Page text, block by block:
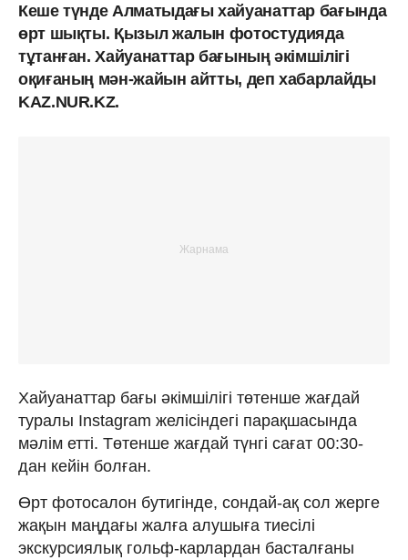
Кеше түнде Алматыдағы хайуанаттар бағында
өрт шықты. Қызыл жалын фотостудияда
тұтанған. Хайуанаттар бағының әкімшілігі
оқиғаның мән-жайын айтты, деп хабарлайды
KAZ.NUR.KZ.
Хайуанаттар бағы әкімшілігі төтенше жағдай
туралы Instagram желісіндегі парақшасында
мәлім етті. Төтенше жағдай түнгі сағат 00:30-
дан кейін болған.
Өрт фотосалон бутигінде, сондай-ақ сол жерге
жақын маңдағы жалға алушыға тиесілі
экскурсиялық гольф-карлардан басталғаны